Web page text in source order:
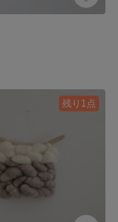
残り1点